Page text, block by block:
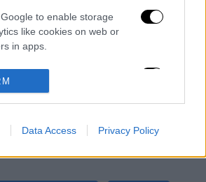
to enable storage
like cookies on web or
in apps.
of the website or app.
to enable storage
including authentication
Data Access Privacy Policy
στο TikTok
σ’ αρέσει αυτό;»: Η αντίδραση της
στο πρόσωπο
επόμενο